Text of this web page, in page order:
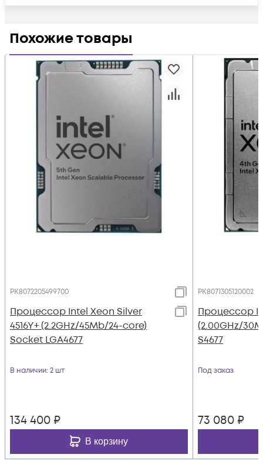
Похожие товары
PK8072205499700
Процессор Intel Xeon Silver
4516Y+ (2.2GHz/45Mb/24-core)
Socket LGA4677
В наличии: 2 шт
134 400 ₽
В корзину
PK8071305120002
Процессор
(2.00GHz/
S4677
Под заказ
73 080 ₽